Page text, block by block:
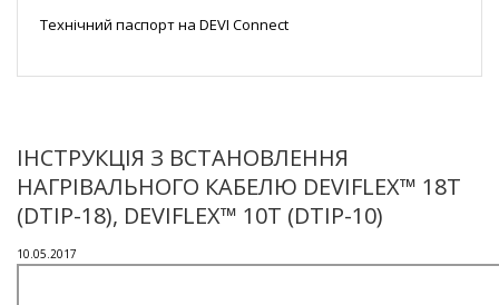
Технічний паспорт на DEVI Connect
ІНСТРУКЦІЯ З ВСТАНОВЛЕННЯ
НАГРІВАЛЬНОГО КАБЕЛЮ DEVIFLEX™ 18T
(DTIP-18), DEVIFLEX™ 10T (DTIP-10)
10.05.2017